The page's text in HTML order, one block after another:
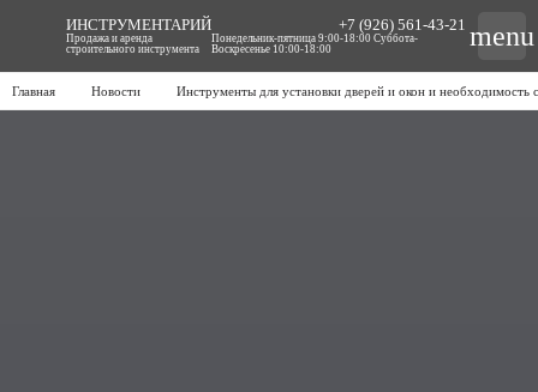
Главная Новости Инструменты для установки дверей и окон и
ИНСТРУМЕНТАРИЙ
Продажа и аренда
строительного инструмента
+7 (926) 561-43-21
Понедельник-пятница 9:00-18:00 Суббота-
Воскресенье 10:00-18:00
menu